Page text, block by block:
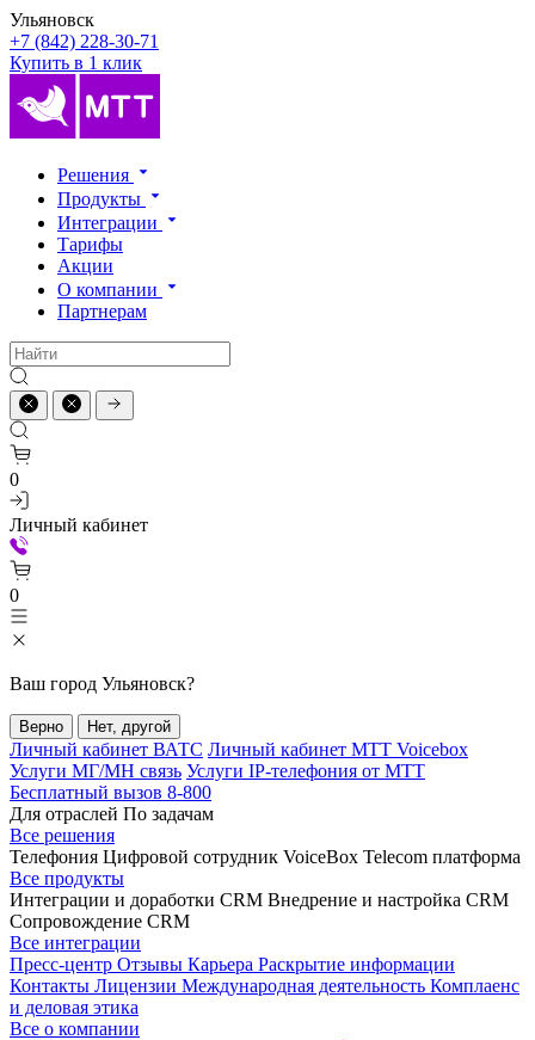
Ульяновск
+7 (842) 228-30-71
Купить в 1 клик
Решения
Продукты
Интеграции
Тарифы
Акции
О компании
Партнерам
0
Личный кабинет
0
Ваш город Ульяновск?
Верно Нет, другой
Личный кабинет ВАТС Личный кабинет МТТ Voicebox
Услуги МГ/МН связь Услуги IP-телефония от МТТ
Бесплатный вызов 8-800
Для отраслей По задачам
Все решения
Телефония Цифровой сотрудник VoiceBox Telecom платформа
Все продукты
Интеграции и доработки CRM Внедрение и настройка CRM
Сопровождение CRM
Все интеграции
Пресс-центр Отзывы Карьера Раскрытие информации
Контакты Лицензии Международная деятельность Комплаенс
и деловая этика
Все о компании